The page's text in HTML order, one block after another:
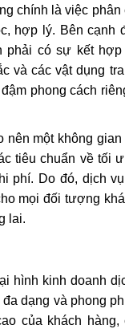
chính là việc phân
hợp lý. Bên cạnh
phải có sự kết
và các vật dụng
phong cách
nên một không
tiêu chuẩn về tối
phí. Do đó, dịch
mọi đối tượng
lai.
hình kinh doanh
dạng và phong
của khách hàng,